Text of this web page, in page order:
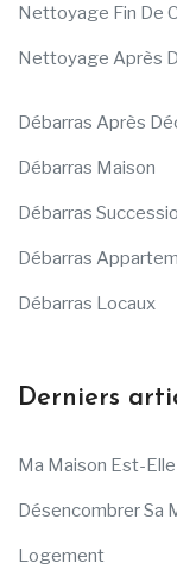
Nettoyage Fin De
Nettoyage Après
Débarras Après
Débarras Maison
Débarras
Débarras
Débarras Locaux
Derniers
Ma Maison Est-
Désencombrer Sa
Logement